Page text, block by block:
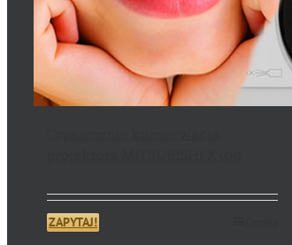
ZAPYTAJ!